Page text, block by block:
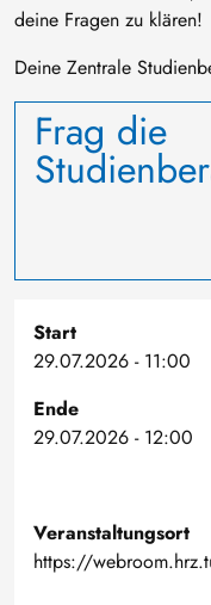
deine Fragen zu klären!
Deine Zentrale
Frag die
Start
29.07.2026 - 11:00
Ende
29.07.2026 - 12:00
Veranstaltungsort
https://